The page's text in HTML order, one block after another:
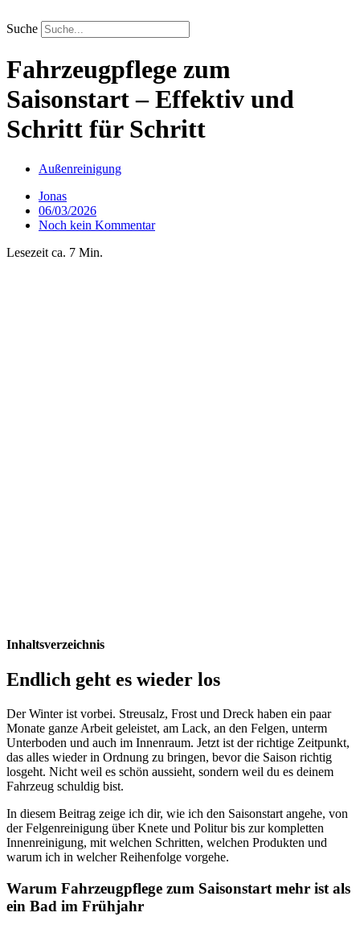
Inhalt
springen
Suche
Fahrzeugpflege zum
Saisonstart – Effektiv und
Schritt für Schritt
Außenreinigung
Jonas
06/03/2026
Noch kein Kommentar
Lesezeit ca. 7 Min.
Inhaltsverzeichnis
Endlich geht es wieder los
Der Winter ist vorbei. Streusalz, Frost und Dreck haben ein paar
Monate ganze Arbeit geleistet, am Lack, an den Felgen, unterm
Unterboden und auch im Innenraum. Jetzt ist der richtige Zeitpunkt,
das alles wieder in Ordnung zu bringen, bevor die Saison richtig
losgeht. Nicht weil es schön aussieht, sondern weil du es deinem
Fahrzeug schuldig bist.
In diesem Beitrag zeige ich dir, wie ich den Saisonstart angehe, von
der Felgenreinigung über Knete und Politur bis zur kompletten
Innenreinigung, mit welchen Schritten, welchen Produkten und
warum ich in welcher Reihenfolge vorgehe.
Warum Fahrzeugpflege zum Saisonstart mehr ist als
ein Bad im Frühjahr